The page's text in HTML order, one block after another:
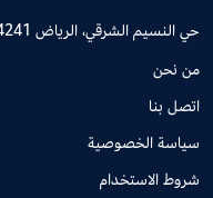
حي النسيم الشرقي، الرياض 14241
من نحن
اتصل بنا
سياسة الخصوصية
شروط الاستخدام